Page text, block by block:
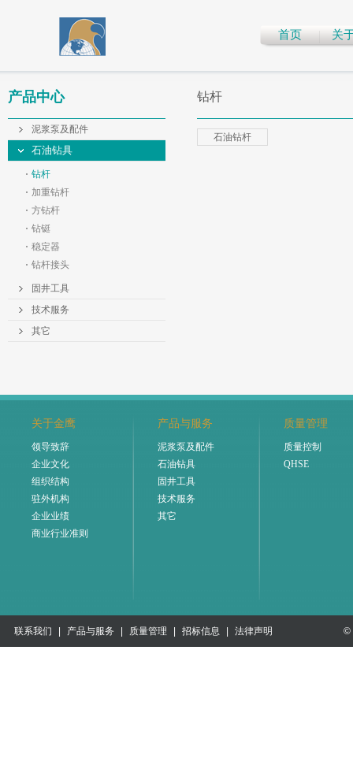
首页 关
产品中心
泥浆泵及配件
石油钻具
钻杆
加重钻杆
方钻杆
钻铤
稳定器
钻杆接头
固井工具
技术服务
其它
钻杆
石油钻杆
关于金鹰
领导致辞
企业文化
组织结构
驻外机构
企业业绩
商业行业准则
产品与服务
泥浆泵及配件
石油钻具
固井工具
技术服务
其它
质量管理
质量控制
QHSE
联系我们 产品与服务 质量管理 招标信息 法律声明 ©